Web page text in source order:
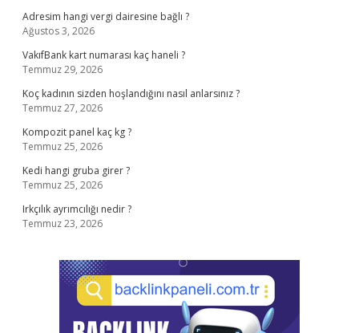
Adresim hangi vergi dairesine bağlı ?
Ağustos 3, 2026
VakıfBank kart numarası kaç haneli ?
Temmuz 29, 2026
Koç kadının sizden hoşlandığını nasıl anlarsınız ?
Temmuz 27, 2026
Kompozit panel kaç kg ?
Temmuz 25, 2026
Kedi hangi gruba girer ?
Temmuz 25, 2026
Irkçılık ayrımcılığı nedir ?
Temmuz 23, 2026